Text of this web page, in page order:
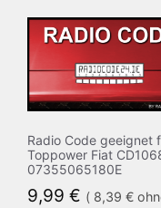
Radio Code geeignet
Toppower Fiat
07355065180E
9,99 € ( 8,39 €